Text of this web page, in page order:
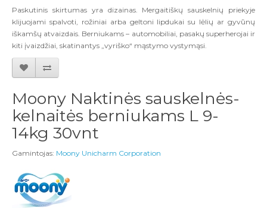
Paskutinis skirtumas yra dizainas. Mergaitiškų sauskelnių priekyje
klijuojami spalvoti, rožiniai arba geltoni lipdukai su lėlių ar gyvūnų
iškamšų atvaizdais. Berniukams – automobiliai, pasakų superherojai ir
kiti įvaizdžiai, skatinantys „vyriško“ mąstymo vystymąsi.
Moony Naktinės sauskelnės-
kelnaitės berniukams L 9-
14kg 30vnt
Gamintojas: Moony Unicharm Corporation